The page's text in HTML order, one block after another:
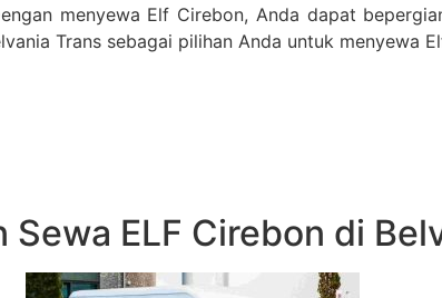
menyewa Elf Cirebon, Anda dapat
Trans sebagai pilihan Anda untuk menyewa
ELF Cirebon di